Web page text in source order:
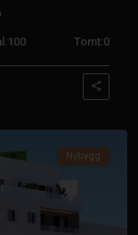
100 Tomt:0
Nybygg